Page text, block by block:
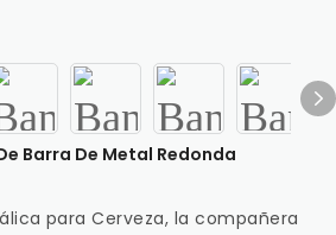
Barra De Metal Redonda
para Cerveza, la compañera